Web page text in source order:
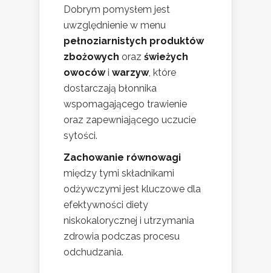
Dobrym pomysłem jest
uwzględnienie w menu
pełnoziarnistych produktów
zbożowych oraz świeżych
owocówi warzyw, które
dostarczają błonnika
wspomagającego trawienie
oraz zapewniającego uczucie
sytości.
Zachowanie równowagi
między tymi składnikami
odżywczymi jest kluczowe dla
efektywności diety
niskokalorycznej i utrzymania
zdrowia podczas procesu
odchudzania.